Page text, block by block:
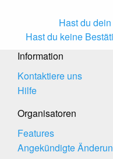
Hast du
Hast du keine
Information
Kontaktiere uns
Hilfe
Organisatoren
Features
Angekündigte